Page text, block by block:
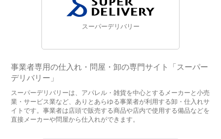
スーパーデリバリー
事業者専用の仕入れ・問屋・卸の専門サイト「スーパー
デリバリー」
スーパーデリバリーは、アパレル・雑貨を中心とするメーカーと小売
業・サービス業など、ありとあらゆる事業者が利用する卸・仕入れサ
イトです。事業者は店頭で販売する商品や店内で使用する備品などを
直接メーカーや問屋から仕入れができます。